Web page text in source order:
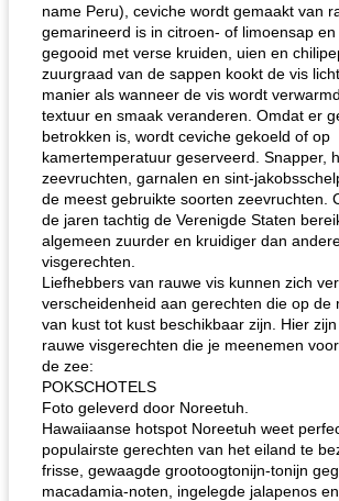
name Peru), ceviche wordt gemaakt van
gemarineerd is in citroen- of limoensap
gegooid met verse kruiden, uien en
zuurgraad van de sappen kookt de vis
manier als wanneer de vis wordt
textuur en smaak veranderen. Omdat er
betrokken is, wordt ceviche gekoeld of op
kamertemperatuur geserveerd. Snapper,
zeevruchten, garnalen en sint-
de meest gebruikte soorten zeevruchten.
de jaren tachtig de Verenigde Staten
algemeen zuurder en kruidiger dan
visgerechten.
Liefhebbers van rauwe vis kunnen zich
verscheidenheid aan gerechten die op de
van kust tot kust beschikbaar zijn. Hier
rauwe visgerechten die je meenemen
de zee:
POKSCHOTELS
Foto geleverd door Noreetuh.
Hawaiiaanse hotspot Noreetuh weet
populairste gerechten van het eiland te
frisse, gewaagde grootoogtonijn-tonijn
macadamia-noten, ingelegde jalapenos